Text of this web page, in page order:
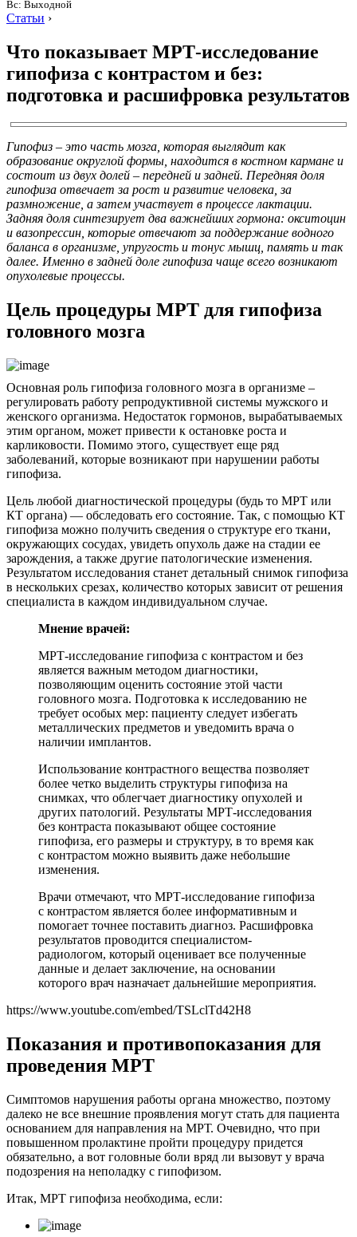
Вс: Выходной
Статьи ›
Что показывает МРТ-исследование
гипофиза с контрастом и без:
подготовка и расшифровка результатов
Гипофиз – это часть мозга, которая выглядит как
образование округлой формы, находится в костном кармане и
состоит из двух долей – передней и задней. Передняя доля
гипофиза отвечает за рост и развитие человека, за
размножение, а затем участвует в процессе лактации.
Задняя доля синтезирует два важнейших гормона: окситоцин
и вазопрессин, которые отвечают за поддержание водного
баланса в организме, упругость и тонус мышц, память и так
далее. Именно в задней доле гипофиза чаще всего возникают
опухолевые процессы.
Цель процедуры МРТ для гипофиза
головного мозга
Основная роль гипофиза головного мозга в организме –
регулировать работу репродуктивной системы мужского и
женского организма. Недостаток гормонов, вырабатываемых
этим органом, может привести к остановке роста и
карликовости. Помимо этого, существует еще ряд
заболеваний, которые возникают при нарушении работы
гипофиза.
Цель любой диагностической процедуры (будь то МРТ или
КТ органа) — обследовать его состояние. Так, с помощью КТ
гипофиза можно получить сведения о структуре его ткани,
окружающих сосудах, увидеть опухоль даже на стадии ее
зарождения, а также другие патологические изменения.
Результатом исследования станет детальный снимок гипофиза
в нескольких срезах, количество которых зависит от решения
специалиста в каждом индивидуальном случае.
Мнение врачей:
МРТ-исследование гипофиза с контрастом и без
является важным методом диагностики,
позволяющим оценить состояние этой части
головного мозга. Подготовка к исследованию не
требует особых мер: пациенту следует избегать
металлических предметов и уведомить врача о
наличии имплантов.
Использование контрастного вещества позволяет
более четко выделить структуры гипофиза на
снимках, что облегчает диагностику опухолей и
других патологий. Результаты МРТ-исследования
без контраста показывают общее состояние
гипофиза, его размеры и структуру, в то время как
с контрастом можно выявить даже небольшие
изменения.
Врачи отмечают, что МРТ-исследование гипофиза
с контрастом является более информативным и
помогает точнее поставить диагноз. Расшифровка
результатов проводится специалистом-
радиологом, который оценивает все полученные
данные и делает заключение, на основании
которого врач назначает дальнейшие мероприятия.
https://www.youtube.com/embed/TSLclTd42H8
Показания и противопоказания для
проведения МРТ
Симптомов нарушения работы органа множество, поэтому
далеко не все внешние проявления могут стать для пациента
основанием для направления на МРТ. Очевидно, что при
повышенном пролактине пройти процедуру придется
обязательно, а вот головные боли вряд ли вызовут у врача
подозрения на неполадку с гипофизом.
Итак, МРТ гипофиза необходима, если: